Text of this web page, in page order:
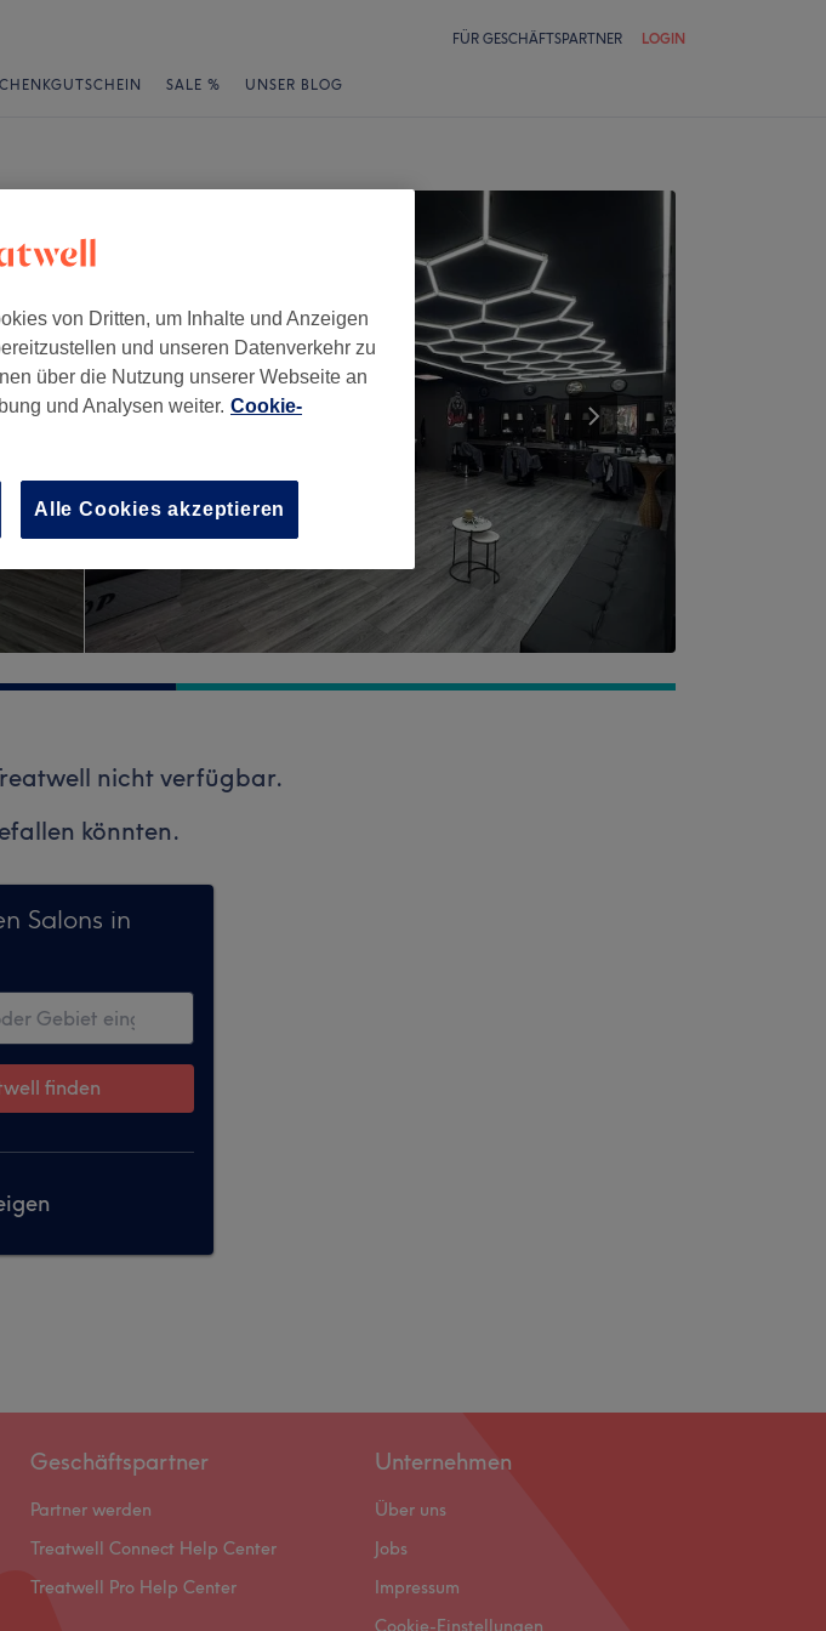
FÜR GESCHÄFTSPARTNER LOGIN
SALE % UNSER BLOG
nicht verfügbar.
könnten.
Salons in
finden
Geschäftspartner
Partner werden
Treatwell Connect Help Center
Treatwell Pro Help Center
Unternehmen
Über uns
Jobs
Impressum
Cookie-Einstellungen
von Dritten, um Inhalte und Anzeigen
und unseren Datenverkehr zu
über die Nutzung unserer Webseite an
und Analysen weiter. Cookie-
Alle Cookies akzeptieren